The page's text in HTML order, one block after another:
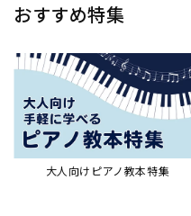
おすすめ特集
大人向けピアノ教本特集